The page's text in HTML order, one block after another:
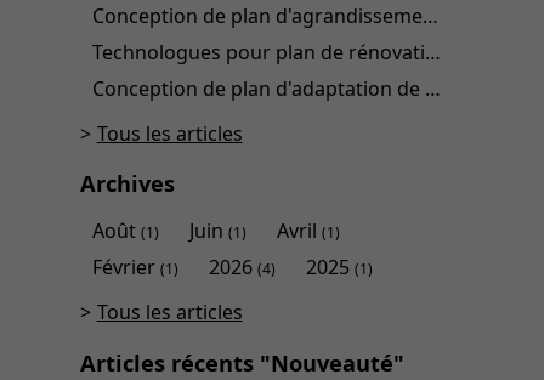
Conception de plan d'agrandissement
Technologues pour plan de rénovation
Conception de plan d'adaptation de domicile
Tous les articles
Archives
Août (1) Juin(1) Avril(1)
Février (1) 2026(4) 2025(1)
Tous les articles
Articles récents "Nouveauté"